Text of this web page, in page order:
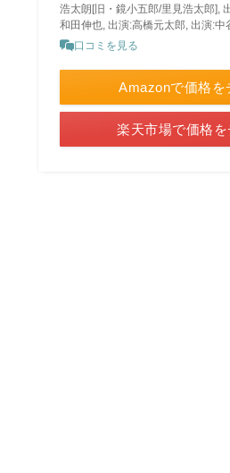
浩太朗[旧・鏡小五郎/里見浩太郎],
和田伸也, 出演:高橋元太郎, 出演:中
口コミを見る
Amazonで価格を
楽天市場で価格を